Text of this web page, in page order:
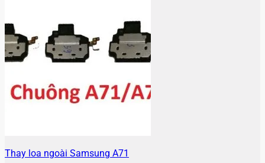
Thay loa ngoài Samsung A71